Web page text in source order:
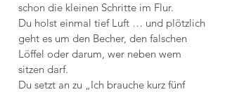
schon die kleinen Schritte im Flur.
Du holst einmal tief Luft … und plötzlich
geht es um den Becher, den falschen
Löffel oder darum, wer neben wem
sitzen darf.
Du setzt an zu „Ich brauche kurz fünf